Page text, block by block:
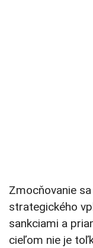
Zmocňovanie
strategického
sankciami a
cieľom nie je